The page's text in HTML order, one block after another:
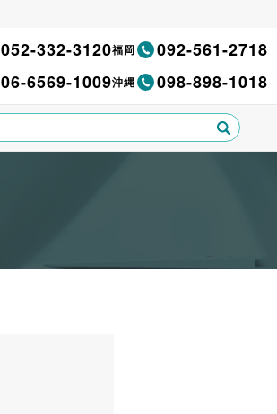
052-332-3120福岡 092-561-2718
06-6569-1009沖縄 098-898-1018